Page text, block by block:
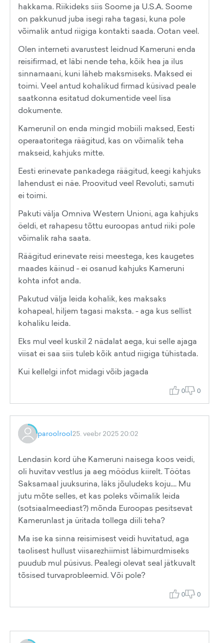
hakkama. Riikideks siis Soome ja U.S.A. Soome
on pakkunud juba isegi raha tagasi, kuna pole
võimalik antud riigiga kontakti saada. Ootan veel.
Olen interneti avarustest leidnud Kameruni enda
reisifirmad, et läbi nende teha, kõik hea ja ilus
sinnamaani, kuni läheb maksmiseks. Maksed ei
toimi. Veel antud kohalikud firmad küsivad peale
saatkonna esitatud dokumentide veel lisa
dokumente.
Kamerunil on enda mingid mobiili maksed, Eesti
operaatoritega räägitud, kas on võimalik teha
makseid, kahjuks mitte.
Eesti erinevate pankadega räägitud, keegi kahjuks
lahendust ei näe. Proovitud veel Revoluti, samuti
ei toimi.
Pakuti välja Omniva Western Unioni, aga kahjuks
öeldi, et rahapesu tõttu euroopas antud riiki pole
võimalik raha saata.
Räägitud erinevate reisi meestega, kes kaugetes
maades käinud - ei osanud kahjuks Kameruni
kohta infot anda.
Pakutud välja leida kohalik, kes maksaks
kohapeal, hiljem tagasi maksta. - aga kus sellist
kohaliku leida.
Eks mul veel kuskil 2 nädalat aega, kui selle ajaga
viisat ei saa siis tuleb kõik antud riigiga tühistada.
Kui kellelgi infot midagi võib jagada
0 0
paroolrool25. veebr 2025 20:02
Lendasin kord ühe Kameruni naisega koos veidi,
oli huvitav vestlus ja aeg möödus kiirelt. Töötas
Saksamaal juuksurina, läks jõuludeks koju.... Mu
jutu mõte selles, et kas poleks võimalik leida
(sotsiaalmeediast?) mõnda Euroopas pesitsevat
Kamerunlast ja üritada tollega diili teha?
Ma ise ka sinna reisimisest veidi huvitatud, aga
taolisest hullust viisarezhiimist läbimurdmiseks
puudub mul püsivus. Pealegi olevat seal jätkuvalt
tõsised turvaprobleemid. Või pole?
0 0